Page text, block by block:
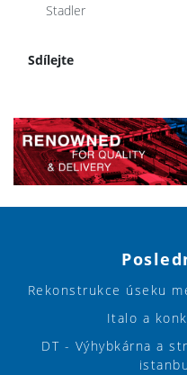
Stadler
Sdílejte
Rekonstrukce úseku
Italo a
DT - Výhybkárna a